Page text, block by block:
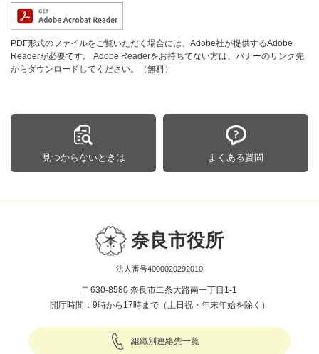
PDF形式のファイルをご覧いただく場合には、Adobe社が提供するAdobe
Readerが必要です。
Adobe Readerをお持ちでない方は、バナーのリンク先
からダウンロードしてください。（無料）
見つからないときは よくある質問
奈良市役所
法人番号4000020292010
〒630-8580 奈良市二条大路南一丁目1-1
開庁時間：9時から17時まで（土日祝・年末年始を除く）
組織別連絡先一覧